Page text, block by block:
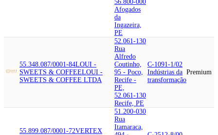
56.800-000
Afogados
da
Ingazeira,
PE
55.348.087/0001-84LOUI -
SWEETS & COFFEELOUI -
SWEETS & COFFEE LTDA
52.061-130
Rua
Alfredo
Coutinho,
95 - Poco,
Recife -
PE,
52.061-130
Recife, PE
C-1091-1/02
Indústrias da
transformação
Premium
55.899.087/0001-72VERTEX
51.200-030
Rua
Itamaraca,